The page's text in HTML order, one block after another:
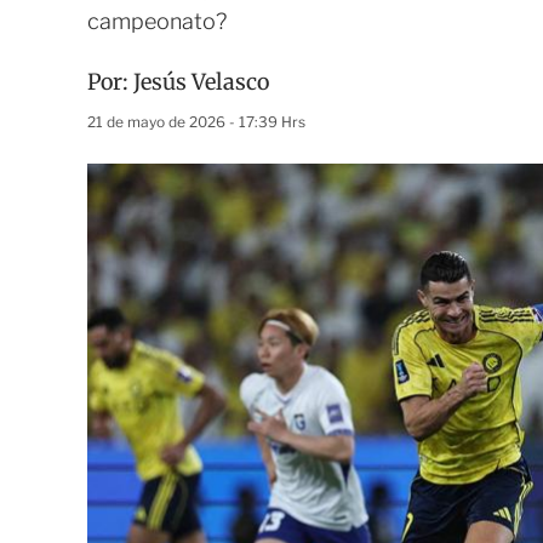
campeonato?
Por: Jesús Velasco
21 de mayo de 2026 - 17:39 Hrs